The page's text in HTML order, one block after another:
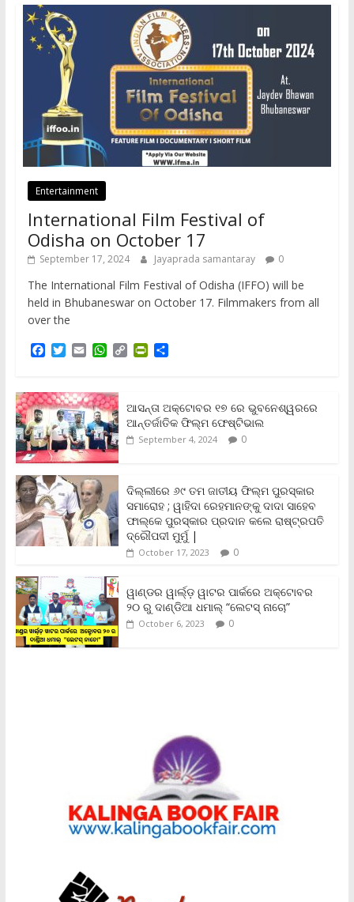
Entertainment
International Film Festival of
Odisha on October 17
September 17, 2024 Jayaprada samantaray 0
The International Film Festival of Odisha (IFFO) will be
held in Bhubaneswar on October 17. Filmmakers from all
over the
F
e
b
o
o
k
T
t
t
e
r
E
i
l
W
t
s
A
p
p
C
L
i
n
k
P
t
F
r
i
d
l
y
S
e
ଆସନ୍ତା ଅକ୍ଟୋବର ୧୭ ରେ ଭୁବନେଶ୍ୱରରେ
ଆନ୍ତର୍ଜାତିକ ଫିଲ୍ମ ଫେଷ୍ଟିଭାଲ
September 4, 2024 0
ଦିଲ୍ଲୀରେ ୬୯ ତମ ଜାତୀୟ ଫିଲ୍ମ ପୁରସ୍କାର
ସମାରୋହ ; ୱାହିଦା ରେହମାନଙ୍କୁ ଦାଦା ସାହେବ
ଫାଲ୍‌କେ ପୁରସ୍କାର ପ୍ରଦାନ କଲେ ରାଷ୍ଟ୍ରପତି
ଦ୍ରୌପଦୀ ମୁର୍ମୁ |
October 17, 2023 0
ୱାଣ୍ଡର ୱାର୍ଲ୍‌ଡ଼ ୱାଟର ପାର୍କରେ ଅକ୍ଟୋବର
୨୦ ରୁ ଦାଣ୍ଡିଆ ଧମାଲ୍ “ଲେଟସ୍ ନାଚୋ”
October 6, 2023 0